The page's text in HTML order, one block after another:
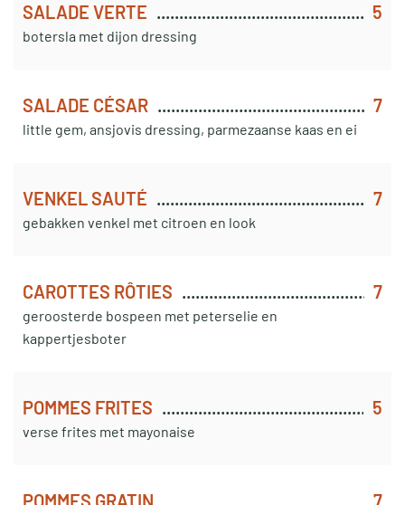
SALADE VERTE 5
botersla met dijon dressing
SALADE CÉSAR 7
little gem, ansjovis dressing, parmezaanse kaas en ei
VENKEL SAUTÉ 7
gebakken venkel met citroen en look
CAROTTES RÔTIES 7
geroosterde bospeen met peterselie en
kappertjesboter
POMMES FRITES 5
verse frites met mayonaise